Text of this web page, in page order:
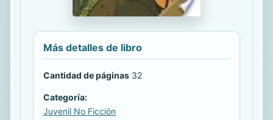
Más detalles de libro
Cantidad de páginas 32
Categoría:
Juvenil No Ficción